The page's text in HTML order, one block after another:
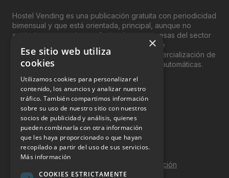
Hostel Vending es una publicación gratuita con periodicidad
bimensual y que está orientada, principal, aunque no
exclusivamente, a los profesionales y empresas del sector
del “Vending”; nombre con el que se conoce
genéricamente entre profesionales a la comercialización de
productos y servicios a través de máquinas automáticas.
INFORMACIÓN LEGAL
Aviso Legal
Política de Privacidad
Política de Cookies
Política de calidad y seguridad de la información
×
Ese sitio web utiliza
cookies
Utilizamos cookies para personalizar el
contenido, los anuncios y analizar nuestro
tráfico. También compartimos información
sobre su uso de nuestro sitio con nuestros
socios de publicidad y análisis, quienes
pueden combinarla con otra información
que les haya proporcionado o que hayan
recopilado a partir del uso de sus servicios.
Más información
COOKIES ESTRICTAMENTE